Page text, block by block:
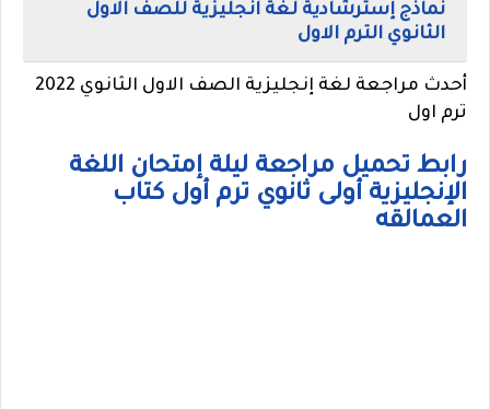
نماذج إسترشادية لغة انجليزية للصف الاول
الثانوي الترم الاول
أحدث
مراجعة لغة إنجليزية الصف الاول الثانوي 2022
ترم اول
رابط تحميل مراجعة ليلة إمتحان اللغة
الإنجليزية أولى ثانوي ترم أول كتاب
العمالقه